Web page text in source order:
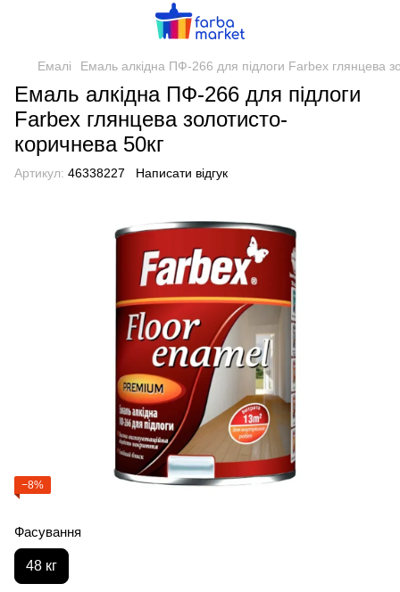
Емалі Емаль алкідна ПФ-266 для підлоги Farbex глянцева
Емаль алкідна ПФ-266 для підлоги
Farbex глянцева золотисто-
коричнева 50кг
Артикул: 46338227 Написати відгук
−8%
Фасування
48 кг